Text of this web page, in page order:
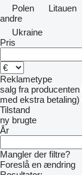
Polen
Litauen
andre
Ukraine
Pris
Reklametype
salg fra producenten
med ekstra betaling)
Tilstand
ny brugte
År
Mangler der filtre?
Foreslå en ændring